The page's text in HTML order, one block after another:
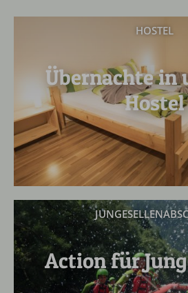
Action für
HOSTEL
Übernachte in
Hostel